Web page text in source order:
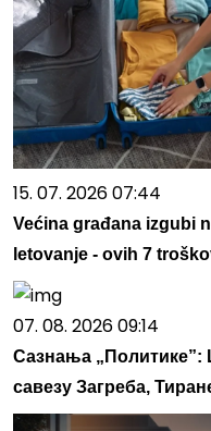
15. 07. 2026 07:44
Većina građana izgubi
letovanje - ovih 7
07. 08. 2026 09:14
Сазнања „Политике”:
савезу Загреба,